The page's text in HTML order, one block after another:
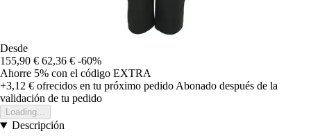
Desde
155,90 € 62,36 € -60%
Ahorre 5% con el código EXTRA
+3,12 € ofrecidos en tu próximo pedido Abonado después de la
validación de tu pedido
Loading...
Descripción